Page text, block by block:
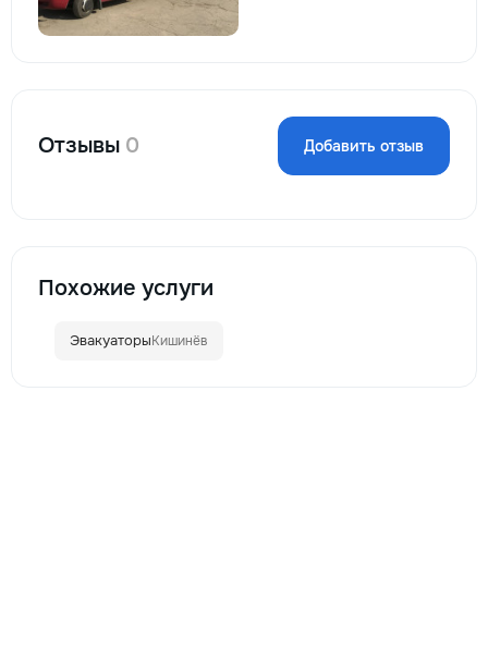
Отзывы 0 Добавить отзыв
Похожие услуги
ЭвакуаторыКишинёв